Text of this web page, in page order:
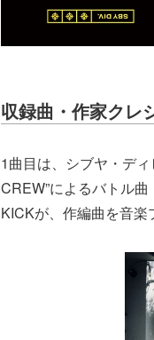
収録曲・作家クレ
1曲目は、シブヤ・デ
CREW”によるバトル
KICKが、作編曲を音楽